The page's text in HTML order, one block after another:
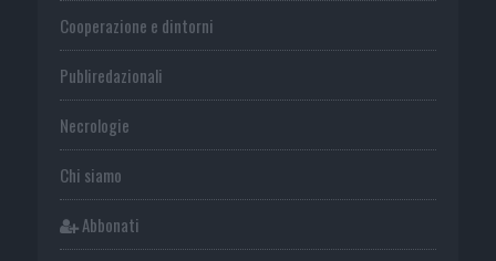
Cooperazione e dintorni
Publiredazionali
Necrologie
Chi siamo
Abbonati